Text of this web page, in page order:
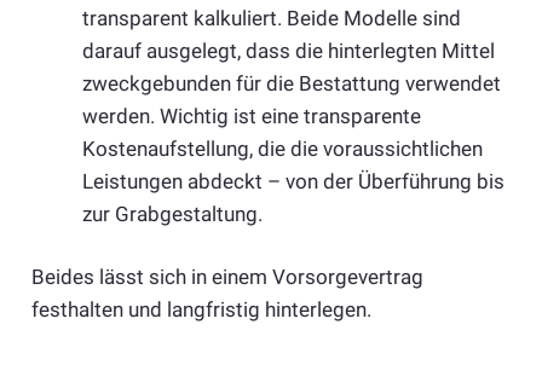
transparent kalkuliert. Beide Modelle sind
darauf ausgelegt, dass die hinterlegten Mittel
zweckgebunden für die Bestattung verwendet
werden. Wichtig ist eine transparente
Kostenaufstellung, die die voraussichtlichen
Leistungen abdeckt – von der Überführung bis
zur Grabgestaltung.
Beides lässt sich in einem Vorsorgevertrag
festhalten und langfristig hinterlegen.